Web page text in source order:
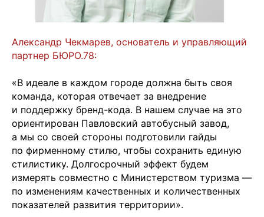
Александр Чекмарев, основатель и управляющий
партнер БЮРО.78:
«В идеале в каждом городе должна быть своя
команда, которая отвечает за внедрение
и поддержку бренд-кода. В нашем случае на это
ориентирован Павловский автобусный завод,
а мы со своей стороны подготовили гайды
по фирменному стилю, чтобы сохранить единую
стилистику. Долгосрочный эффект будем
измерять совместно с Министерством туризма —
по изменениям качественных и количественных
показателей развития территории».